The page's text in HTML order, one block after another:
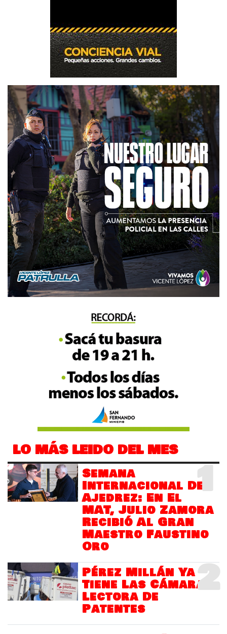
LO MÁS LEIDO DEL MES
1
Semana
Internacional Del
Ajedrez: En El
MAT, Julio Zamora
Recibió Al Gran
Maestro Faustino
Oro
2
Pérez Millán Ya
Tiene Las Cámaras
Lectora De
Patentes